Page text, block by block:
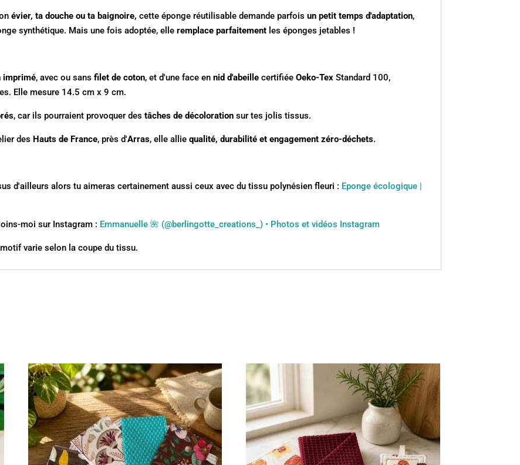
évier, ta douche ou ta baignoire, cette éponge réutilisable demande parfoisun petit temps d'adaptation,
synthétique. Mais une fois adoptée, elleremplace parfaitement les éponges jetables !
imprimé, avec ou sansfilet de coton, et d'une face ennid d'abeille certifiéeOeko-TexStandard 100,
Elle mesure 14.5 cm x 9 cm.
, car ils pourraient provoquer destâches de décoloration sur tes jolis tissus.
des Hauts de France, près d'Arras, elle alliequalité, durabilité et engagement zéro-déchets.
d'ailleurs alors tu aimeras certainement aussi ceux avec du tissu polynésien fleuri : Eponge écologique |
moi sur Instagram : Emmanuelle 🌺 (@berlingotte_creations_) • Photos et vidéos Instagram
varie selon la coupe du tissu.